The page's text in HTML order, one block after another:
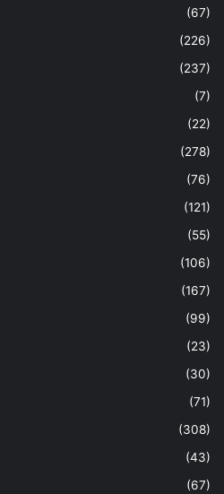
(67)
(226)
(237)
(7)
(22)
(278)
(76)
(121)
(55)
(106)
(167)
(99)
(23)
(30)
(71)
(308)
(43)
(67)